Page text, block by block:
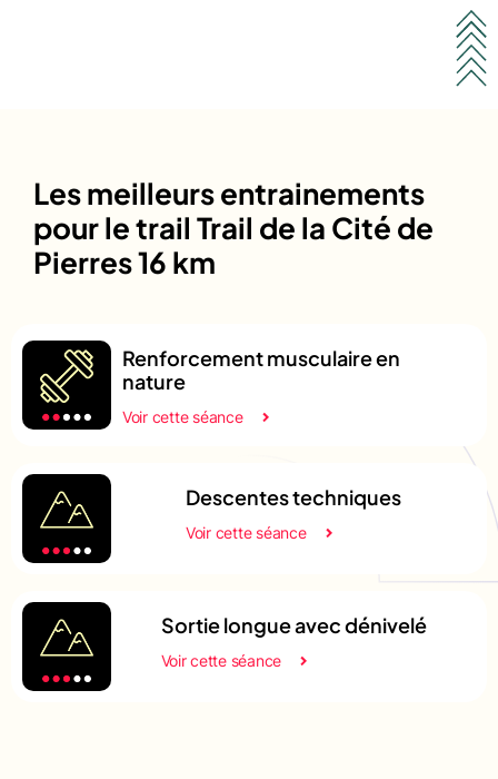
Les meilleurs entrainements
pour le trail Trail de la Cité de
Pierres 16 km
Renforcement musculaire en
nature
Voir cette séance
Descentes techniques
Voir cette séance
Sortie longue avec dénivelé
Voir cette séance